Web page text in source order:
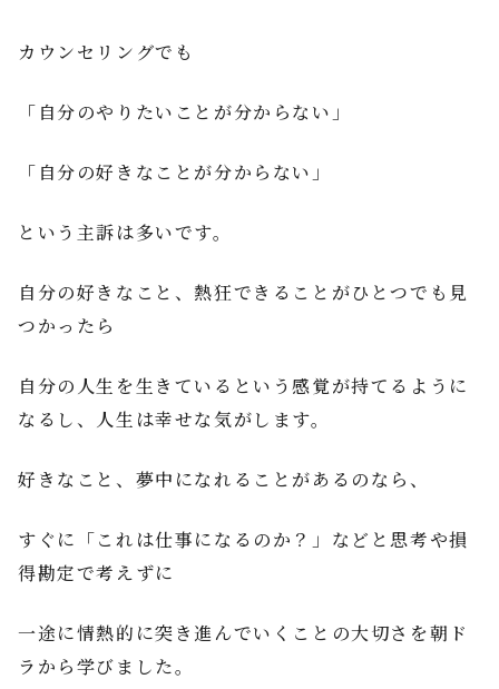
カウンセリングでも
「自分のやりたいことが分からない」
「自分の好きなことが分からない」
という主訴は多いです。
自分の好きなこと、熱狂できることがひとつでも見
つかったら
自分の人生を生きているという感覚が持てるように
なるし、人生は幸せな気がします。
好きなこと、夢中になれることがあるのなら、
すぐに「これは仕事になるのか？」などと思考や損
得勘定で考えずに
一途に情熱的に突き進んでいくことの大切さを朝ド
ラから学びました。